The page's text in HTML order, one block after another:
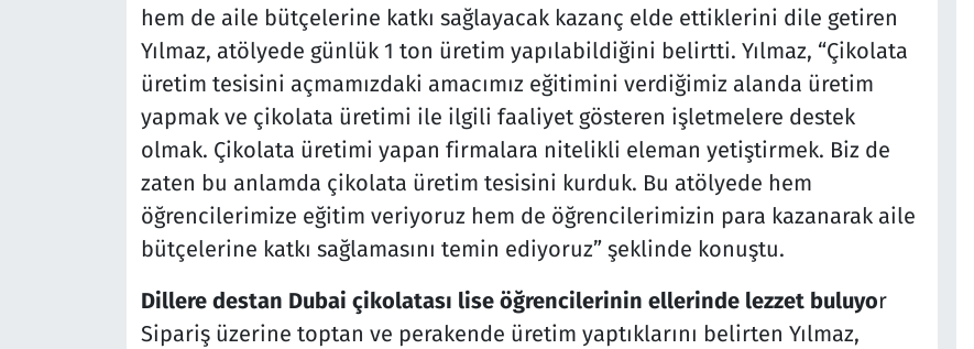
hem de aile bütçelerine katkı sağlayacak kazanç elde ettiklerini dile getiren
Yılmaz, atölyede günlük 1 ton üretim yapılabildiğini belirtti. Yılmaz, “Çikolata
üretim tesisini açmamızdaki amacımız eğitimini verdiğimiz alanda üretim
yapmak ve çikolata üretimi ile ilgili faaliyet gösteren işletmelere destek
olmak. Çikolata üretimi yapan firmalara nitelikli eleman yetiştirmek. Biz de
zaten bu anlamda çikolata üretim tesisini kurduk. Bu atölyede hem
öğrencilerimize eğitim veriyoruz hem de öğrencilerimizin para kazanarak aile
bütçelerine katkı sağlamasını temin ediyoruz” şeklinde konuştu.
Dillere destan Dubai çikolatası lise öğrencilerinin ellerinde lezzet buluyor
Sipariş üzerine toptan ve perakende üretim yaptıklarını belirten Yılmaz,